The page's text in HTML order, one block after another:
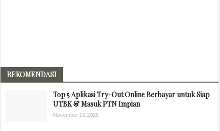
REKOMENDASI
Top 5 Aplikasi Try-Out Online Berbayar untuk Siap
UTBK & Masuk PTN Impian
November 13, 2025